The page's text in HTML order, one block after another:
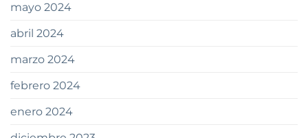
mayo 2024
abril 2024
marzo 2024
febrero 2024
enero 2024